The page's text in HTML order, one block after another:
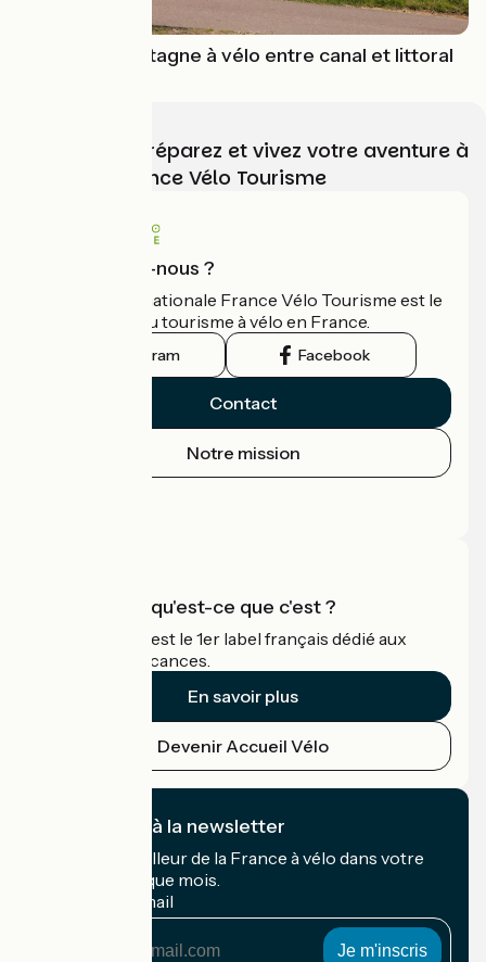
Un tour de Bretagne à vélo entre canal et littoral
Choisissez, préparez et vivez votre aventure à
vélo avec France Vélo Tourisme
Qui sommes-nous ?
L'association nationale France Vélo Tourisme est le
guide officiel du tourisme à vélo en France.
Instagram Facebook
Contact
Notre mission
Accueil Vélo qu'est-ce que c'est ?
Accueil Vélo c'est le 1er label français dédié aux
cyclistes en vacances.
En savoir plus
Devenir Accueil Vélo
Je m'abonne à la newsletter
Recevez le meilleur de la France à vélo dans votre
boîte mail chaque mois.
Mon adresse mail